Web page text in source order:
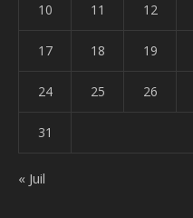
10 11 12
17 18 19
24 25 26
31
« Juil